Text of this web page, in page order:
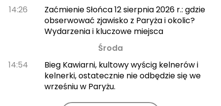
14:26
Zaćmienie Słońca 12 sierpnia 2026 r.: gdzie
obserwować zjawisko z Paryża i okolic?
Wydarzenia i kluczowe miejsca
Środa
14:54
Bieg Kawiarni, kultowy wyścig kelnerów i
kelnerki, ostatecznie nie odbędzie się we
wrześniu w Paryżu.